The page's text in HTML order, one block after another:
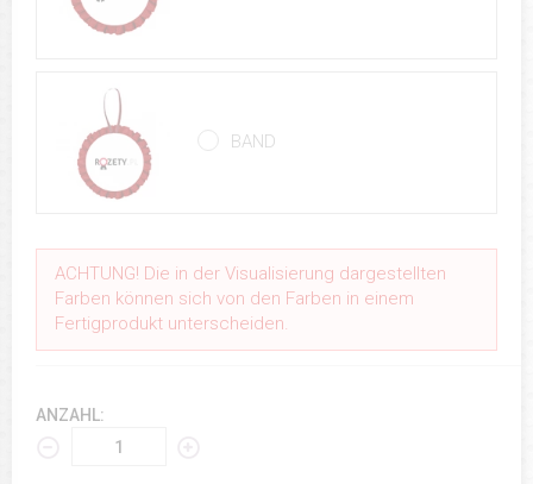
BAND
ACHTUNG! Die in der Visualisierung dargestellten
Farben können sich von den Farben in einem
Fertigprodukt unterscheiden.
ANZAHL: